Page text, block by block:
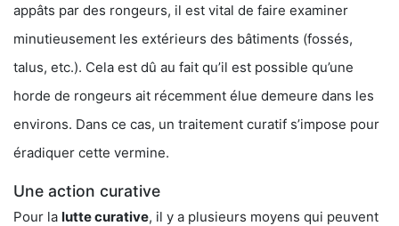
appâts par des rongeurs, il est vital de faire examiner
minutieusement les extérieurs des bâtiments (fossés,
talus, etc.). Cela est dû au fait qu’il est possible qu’une
horde de rongeurs ait récemment élue demeure dans les
environs. Dans ce cas, un traitement curatif s’impose pour
éradiquer cette vermine.
Une action curative
Pour la lutte curative, il y a plusieurs moyens qui peuvent